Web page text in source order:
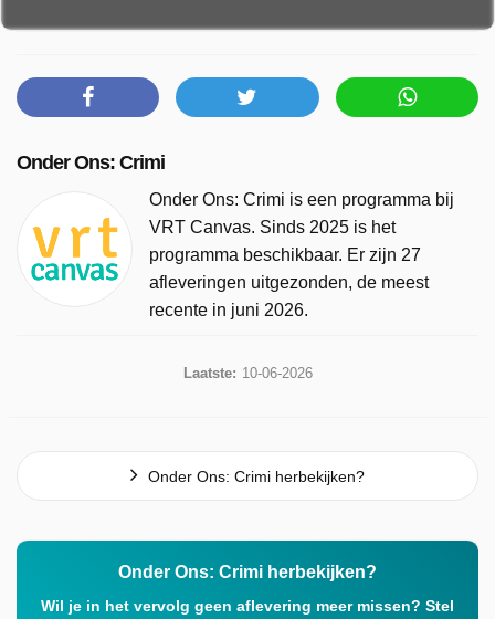
Onder Ons: Crimi
Onder Ons: Crimi is een programma bij
VRT Canvas. Sinds 2025 is het
programma beschikbaar. Er zijn 27
afleveringen uitgezonden, de meest
recente in juni 2026.
Laatste: 10-06-2026
Onder Ons: Crimi herbekijken?
Onder Ons: Crimi herbekijken?
Wil je in het vervolg geen aflevering meer missen? Stel